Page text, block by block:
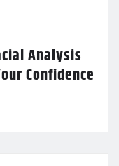
Analysis
Confidence